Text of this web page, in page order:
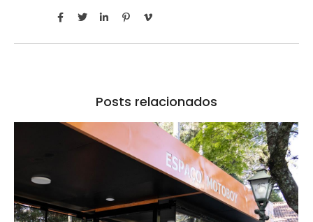
Posts relacionados